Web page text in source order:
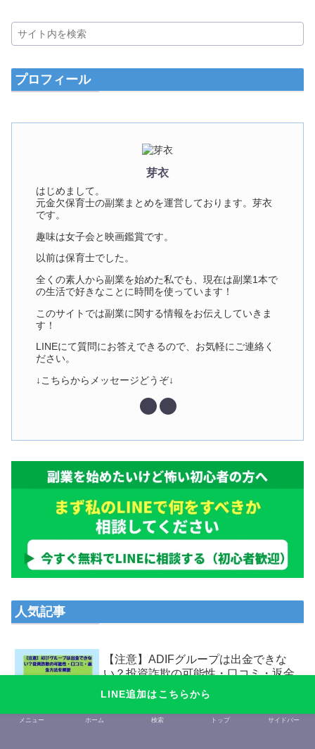
プロフィール
芽衣
はじめまして。
元金欠保育士の副業まとめを運営しております。芽衣
です。
趣味は女子会と映画鑑賞です。
以前は保育士でした。
全くの素人から副業を始めた私でも、現在は副業1本で
の生活で好きなことに時間を使っています！
このサイトでは副業に関する情報をお伝えしていきま
す！
LINEにて質問にお答えできるので、お気軽にご連絡く
ださい。
↓こちらからメッセージどうぞ↓
人気記事
【注意】ADIFグループは出金できな
い？投資詐欺の可能性・口コミ・返金
方法を解説
蜂巣真也のAlphaはマルチ投資詐欺？
LINE追加はこちらから
メニュー ホーム 検索 トップ サイドバー